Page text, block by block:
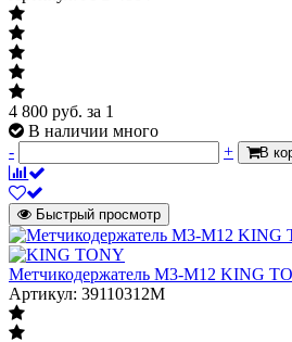
4 800 руб. за 1
В наличии много
-
+ В
Быстрый просмотр
Метчикодержатель М3-М12 KING
Артикул: 39110312M